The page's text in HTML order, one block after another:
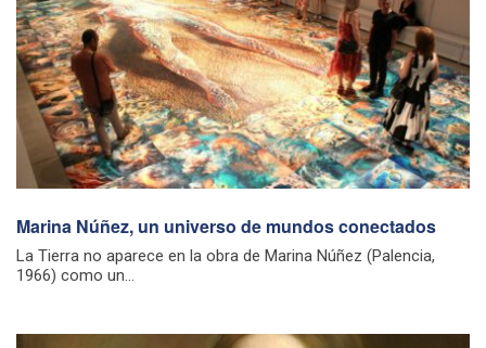
Marina Núñez, un universo de mundos conectados
La Tierra no aparece en la obra de Marina Núñez (Palencia,
1966) como un...